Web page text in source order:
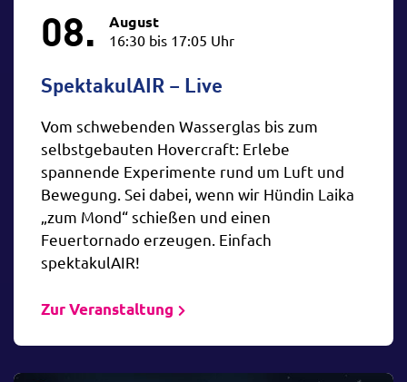
08. August
16:30 bis 17:05 Uhr
SpektakulAIR – Live
Vom schwebenden Wasserglas bis zum
selbstgebauten Hovercraft: Erlebe
spannende Experimente rund um Luft und
Bewegung. Sei dabei, wenn wir Hündin Laika
„zum Mond“ schießen und einen
Feuertornado erzeugen. Einfach
spektakulAIR!
Zur Veranstaltung